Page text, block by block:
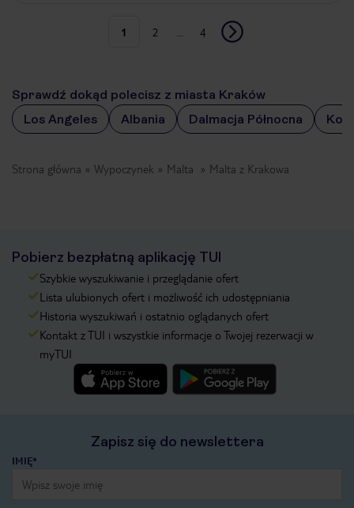
1 2 4
Sprawdź dokąd polecisz z miasta Kraków
Los Angeles
Albania Dalmacja Północna
Strona główna Wypoczynek Malta Malta z Krakowa
Pobierz bezpłatną aplikację TUI
Szybkie wyszukiwanie i przeglądanie ofert
Lista ulubionych ofert i możliwość ich udostępniania
Historia wyszukiwań i ostatnio oglądanych ofert
Kontakt z TUI i wszystkie informacje o Twojej rezerwacji w
myTUI
Zapisz się do newslettera
IMIĘ*